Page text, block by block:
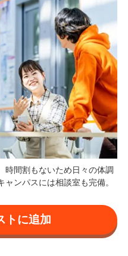
時間割もないため日々の体調
ンパスには相談室も完備。